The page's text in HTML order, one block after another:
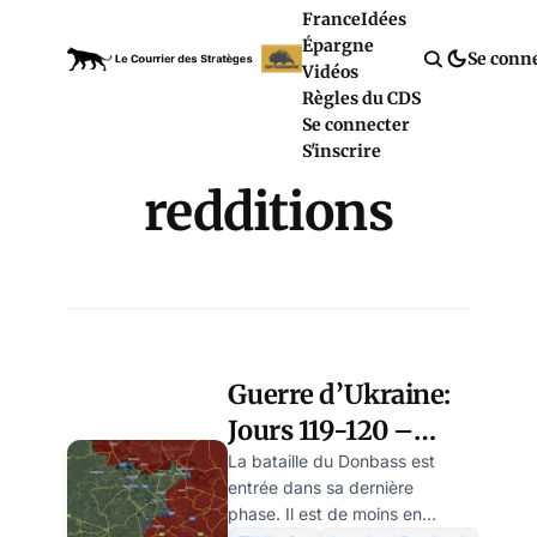
FranceIdées
Épargne
Vidéos
Règles du CDS
Se connecter
S'inscrire
Se
redditions
Guerre d’Ukraine:
Jours 119-120 –
Alors que l’armée
ukrainienne
La bataille du Donbass est
entrée dans sa dernière
phase. Il est de moins en